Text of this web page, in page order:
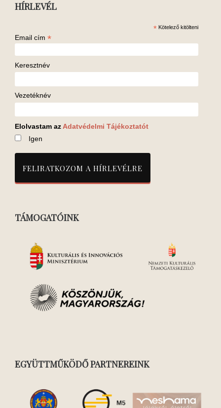
HÍRLEVÉL
* Kötelező kitölteni
Email cím *
Keresztnév
Vezetéknév
Elolvastam az Adatvédelmi Tájékoztatót
Igen
TÁMOGATÓINK
EGYÜTTMŰKÖDŐ PARTNEREINK